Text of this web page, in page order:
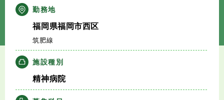
エージェントサービス
エージェントサービスTOP
サービスの流れ
キャリアアドバイザー紹介
勤務地
福岡県福岡市西区
筑肥線
施設種別
精神病院